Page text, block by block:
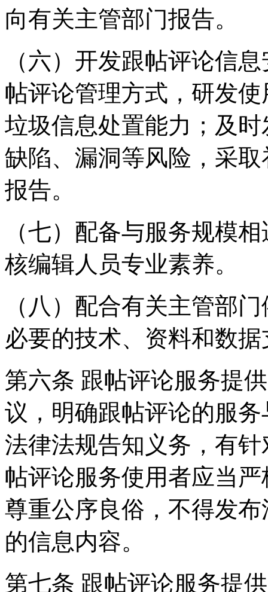
向有关主管部门报告。
（六）开发跟帖评论信
帖评论管理方式，研发
垃圾信息处置能力；及
缺陷、漏洞等风险，采
报告。
（七）配备与服务规模
核编辑人员专业素养。
（八）配合有关主管部
必要的技术、资料和数
第六条 跟帖评论服务提
议，明确跟帖评论的服
法律法规告知义务，有
帖评论服务使用者应当
尊重公序良俗，不得发
的信息内容。
第七条 跟帖评论服务提